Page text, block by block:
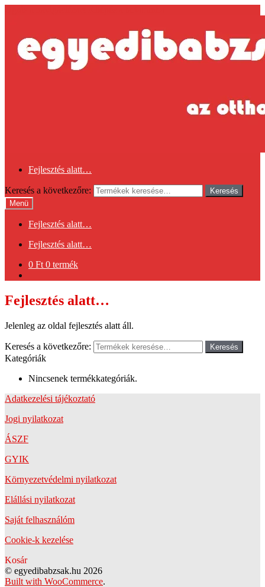
Fejlesztés alatt…
Keresés a következőre:
Keresés
Menü
Fejlesztés alatt…
Fejlesztés alatt…
0 Ft 0 termék
Fejlesztés alatt…
Jelenleg az oldal fejlesztés alatt áll.
Keresés a következőre: Keresés
Kategóriák
Nincsenek termékkategóriák.
Adatkezelési tájékoztató
Jogi nyilatkozat
ÁSZF
GYIK
Környezetvédelmi nyilatkozat
Elállási nyilatkozat
Saját felhasználóm
Cookie-k kezelése
Kosár
© egyedibabzsak.hu 2026
Built with WooCommerce.